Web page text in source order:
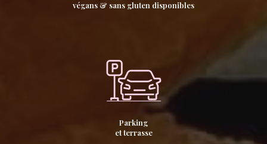
végans & sans gluten disponibles
Parking
et terrasse